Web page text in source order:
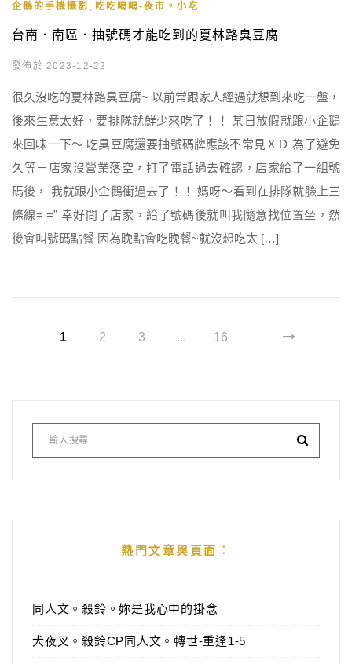
企鵝的手機攝影 吃吃喝喝-夜市。小吃
台南．南區．抽號碼才能吃到的夏林路臭豆腐
發佈於 2023-12-22
很久沒吃的夏林路臭豆腐~ 以前常跟家人經過就想到來吃一盤，
後來生意太好，要排隊就鮮少來吃了！！ 某日放假就跟小企鵝
來回味一下～ 吃臭豆腐還要抽號碼牌應該不常見ＸＤ 為了避免
久等＋店家沒營業落空，打了電話過去確認，店家給了一組號
碼後， 我就跟小企鵝衝過去了！！ 媽呀～看到在排隊就臉上三
條線= =” 幸好問了店家，給了號碼後就叫我隨意找位置坐，然
後會叫號碼點餐 因為晚點會吃晚餐~就沒想吃太 […]
1 2 3 ... 16
熱門文章與頁面︰
同人文。殺鈴。妳是我心中的掛念
犬夜叉。殺鈴CP同人文。轉世-重逢1-5